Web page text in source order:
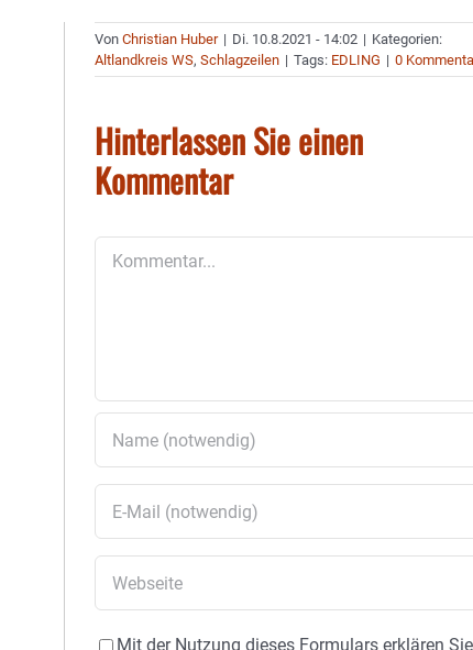
VonChristian Huber | Di. 10.8.2021 - 14:02 | Kategorien:
Altlandkreis WS,Schlagzeilen | Tags: EDLING | 0
Hinterlassen Sie einen
Kommentar
Mit der Nutzung dieses Formulars erklären Sie